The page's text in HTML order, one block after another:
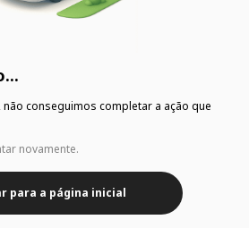
conseguimos completar a ação que
novamente.
para a página inicial